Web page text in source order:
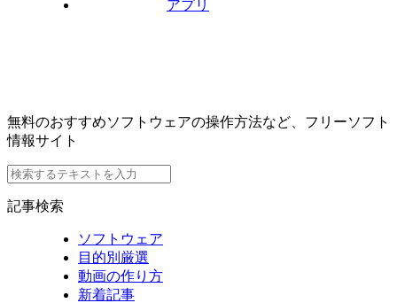
アプリ
無料のおすすめソフトウェアの操作方法など、フリーソフト
情報サイト
記事検索
ソフトウェア
目的別厳選
動画の作り方
新着記事